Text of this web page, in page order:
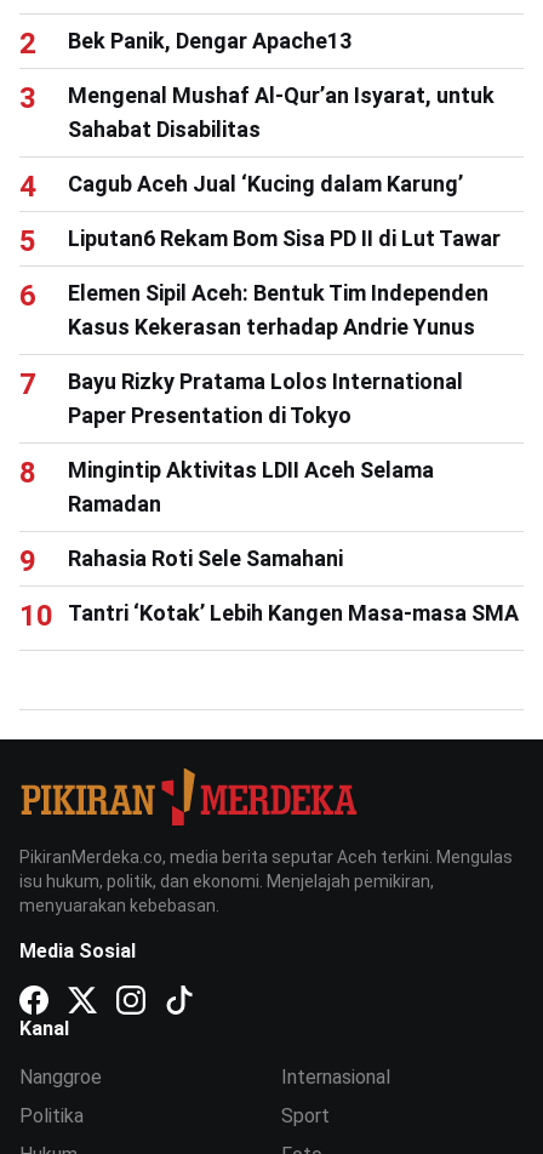
Bek Panik, Dengar Apache13
Mengenal Mushaf Al-Qur’an Isyarat, untuk
Sahabat Disabilitas
Cagub Aceh Jual ‘Kucing dalam Karung’
Liputan6 Rekam Bom Sisa PD II di Lut Tawar
Elemen Sipil Aceh: Bentuk Tim Independen
Kasus Kekerasan terhadap Andrie Yunus
Bayu Rizky Pratama Lolos International
Paper Presentation di Tokyo
Mingintip Aktivitas LDII Aceh Selama
Ramadan
Rahasia Roti Sele Samahani
Tantri ‘Kotak’ Lebih Kangen Masa-masa SMA
PikiranMerdeka.co, media berita seputar Aceh terkini. Mengulas
isu hukum, politik, dan ekonomi. Menjelajah pemikiran,
menyuarakan kebebasan.
Media Sosial
Kanal
Nanggroe
Politika
Internasional
Sport